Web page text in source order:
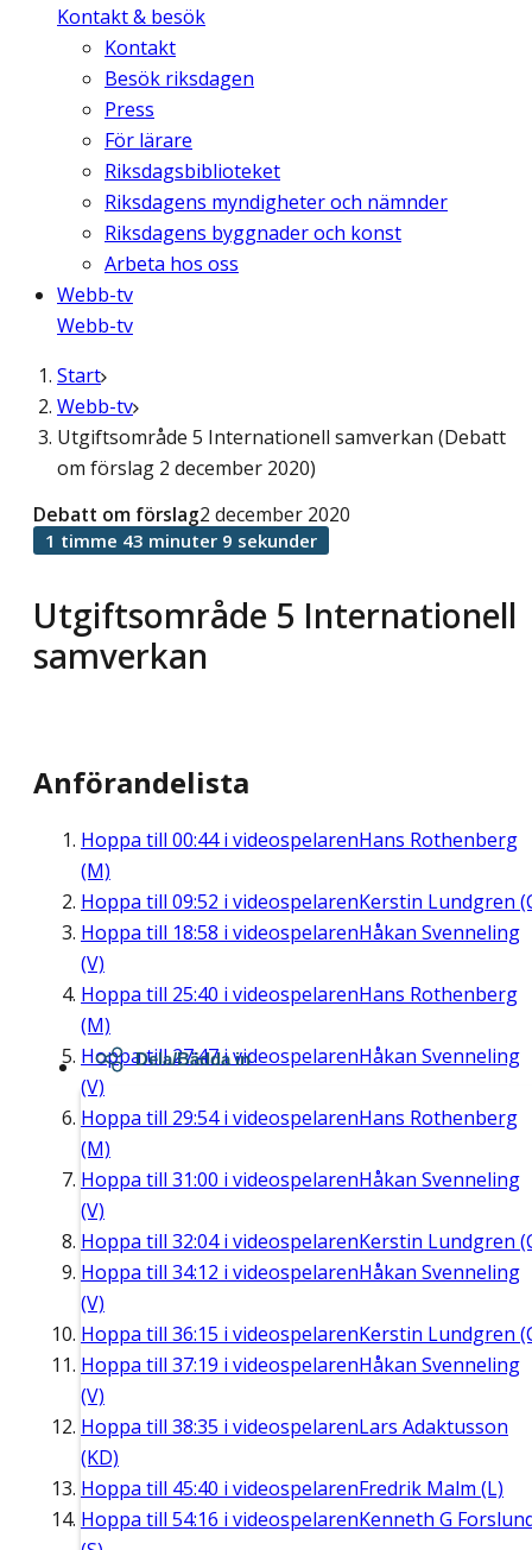
Kontakt & besök
Kontakt
Besök riksdagen
Press
För lärare
Riksdagsbiblioteket
Riksdagens myndigheter och nämnder
Riksdagens byggnader och konst
Arbeta hos oss
Webb-tv
Webb-tv
Start
Webb-tv
Utgiftsområde 5 Internationell samverkan (Debatt
om förslag 2 december 2020)
Utgiftsområde 5 Internationell
samverkan
Debatt om förslag2 december 2020
1 timme 43 minuter 9 sekunder
Anförandelista
Hoppa till 00:44i videospelarenHans Rothenberg
(M)
Hoppa till 09:52 i videospelarenKerstin Lundgren
Hoppa till 18:58 i videospelarenHåkan Svenneling
(V)
Hoppa till 25:40 i videospelarenHans Rothenberg
(M)
Hoppa till27:47i videospelarenHåkan Svenneling
(V)
Hoppa till 29:54i videospelarenHans Rothenberg
(M)
Hoppa till 31:00 i videospelarenHåkan Svenneling
(V)
Hoppa till 32:04i videospelarenKerstin Lundgren
Hoppa till 34:12 i videospelarenHåkan Svenneling
(V)
Hoppa till 36:15 i videospelarenKerstin Lundgren
Hoppa till 37:19 i videospelarenHåkan Svenneling
(V)
Hoppa till 38:35 i videospelarenLars Adaktusson
(KD)
Hoppa till 45:40 i videospelarenFredrik Malm (L)
Hoppa till 54:16 i videospelarenKenneth G
Dela/Bädda in